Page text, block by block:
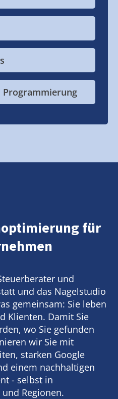
Programmierung
für
und
und das Nagelstudio
gemeinsam: Sie leben
Klienten. Damit Sie
wo Sie gefunden
wir Sie mit
starken Google
einem nachhaltigen
- selbst in
Regionen.